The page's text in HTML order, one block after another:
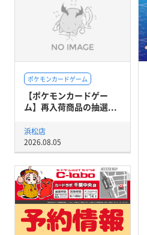
ポケモンカードゲーム
【ポケモンカードゲー
ム】再入荷商品の抽選...
浜松店
2026.08.05